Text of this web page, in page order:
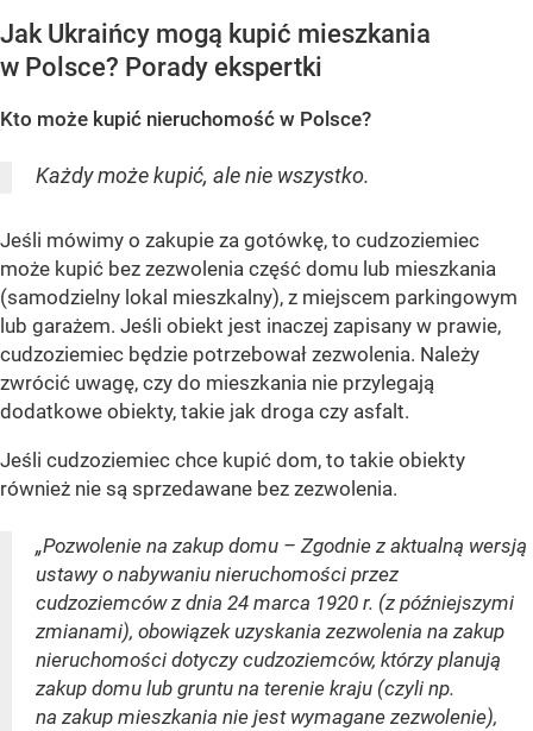
Jak Ukraińcy mogą kupić mieszkania
w Polsce? Porady ekspertki
Kto może kupić nieruchomość w Polsce?
Każdy może kupić, ale nie wszystko.
Jeśli mówimy o zakupie za gotówkę, to cudzoziemiec
może kupić bez zezwolenia część domu lub mieszkania
(samodzielny lokal mieszkalny), z miejscem parkingowym
lub garażem. Jeśli obiekt jest inaczej zapisany w prawie,
cudzoziemiec będzie potrzebował zezwolenia. Należy
zwrócić uwagę, czy do mieszkania nie przylegają
dodatkowe obiekty, takie jak droga czy asfalt.
Jeśli cudzoziemiec chce kupić dom, to takie obiekty
również nie są sprzedawane bez zezwolenia.
„Pozwolenie na zakup domu – Zgodnie z aktualną wersją
ustawy o nabywaniu nieruchomości przez
cudzoziemców z dnia 24 marca 1920 r. (z późniejszymi
zmianami), obowiązek uzyskania zezwolenia na zakup
nieruchomości dotyczy cudzoziemców, którzy planują
zakup domu lub gruntu na terenie kraju (czyli np.
na zakup mieszkania nie jest wymagane zezwolenie),